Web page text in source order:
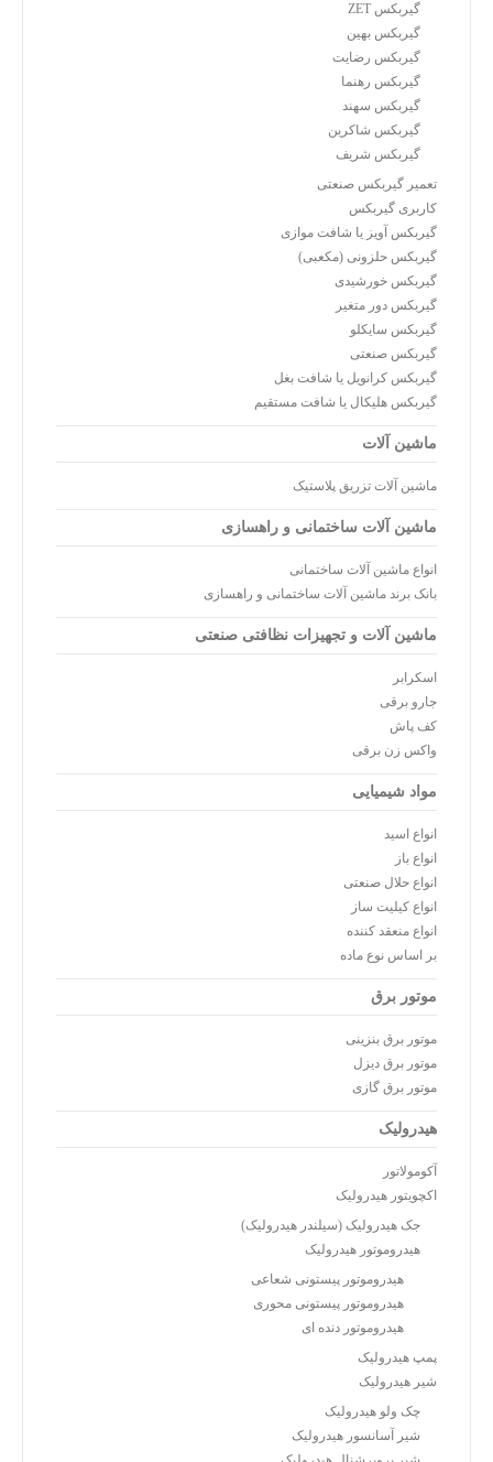
گیربکس ZET
گیربکس بهین
گیربکس رضایت
گیربکس رهنما
گیربکس سهند
گیربکس شاکرین
گیربکس شریف
تعمیر گیربکس صنعتی
کاربری گیربکس
گیربکس آویز یا شافت موازی
گیربکس حلزونی (مکعبی)
گیربکس خورشیدی
گیربکس دور متغیر
گیربکس سایکلو
گیربکس صنعتی
گیربکس کرانویل یا شافت بغل
گیربکس هلیکال یا شافت مستقیم
ماشین آلات
ماشین آلات تزریق پلاستیک
ماشین آلات ساختمانی و راهسازی
انواع ماشین آلات ساختمانی
بانک برند ماشین آلات ساختمانی و راهسازی
ماشین آلات و تجهیزات نظافتی صنعتی
اسکرابر
جارو برقی
کف پاش
واکس زن برقی
مواد شیمیایی
انواع اسید
انواع باز
انواع حلال صنعتی
انواع کیلیت ساز
انواع منعقد کننده
بر اساس نوع ماده
موتور برق
موتور برق بنزینی
موتور برق دیزل
موتور برق گازی
هیدرولیک
آکومولاتور
اکچویتور هیدرولیک
جک هیدرولیک (سیلندر هیدرولیک)
هیدروموتور هیدرولیک
هیدروموتور پیستونی شعاعی
هیدروموتور پیستونی محوری
هیدروموتور دنده ای
پمپ هیدرولیک
شیر هیدرولیک
چک ولو هیدرولیک
شیر آسانسور هیدرولیک